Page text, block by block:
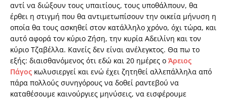
αντί να διώξουν τους υπαιτίους, τους υποθάλπουν, θα
έρθει η στιγμή που θα αντιμετωπίσουν την οικεία μήνυση η
οποία θα τους ασκηθεί στον κατάλληλο χρόνο, όχι τώρα, και
αυτό αφορά τον κύριο Ζήση, την κυρία Αδειλίνη και τον
κύριο Τζαβέλλα. Κανείς δεν είναι ανέλεγκτος. Θα πω το
εξής: διαισθανόμενος ότι εδώ και 20 ημέρες ο Άρειος
Πάγος κωλυσιεργεί και ενώ έχει ζητηθεί αλλεπάλληλα από
πάρα πολλούς συνηγόρους να δοθεί ραντεβού να
καταθέσουμε καινούργιες μηνύσεις, να εισφέρουμε